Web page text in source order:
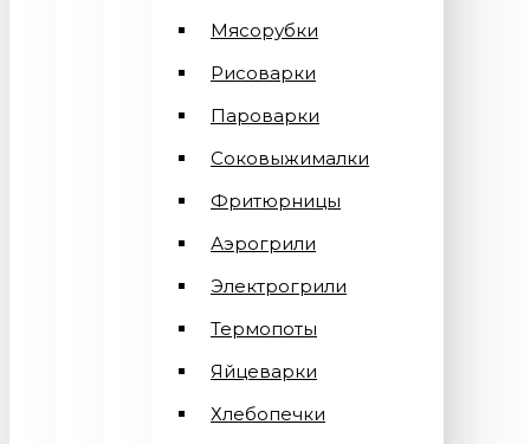
Мясорубки
Рисоварки
Пароварки
Соковыжималки
Фритюрницы
Аэрогрили
Электрогрили
Термопоты
Яйцеварки
Хлебопечки